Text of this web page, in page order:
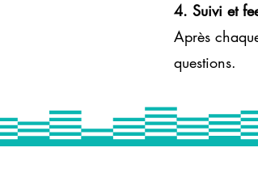
4. Suivi et
Après
questions.